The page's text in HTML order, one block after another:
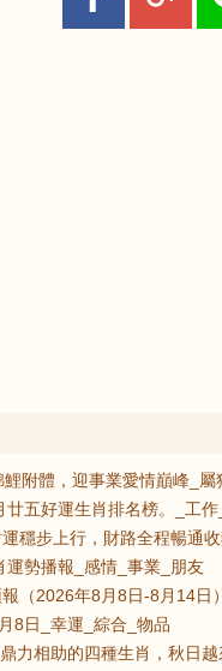
附體，迎事業愛情巔峰_屬
五好運生肖排名榜。_工
穩步上行，財路全程暢通
勢播報_感情_事業_朋友
（2026年8月8日-8月14日
8日_幸運_綜合_物品
力相助的四種生肖，秋日